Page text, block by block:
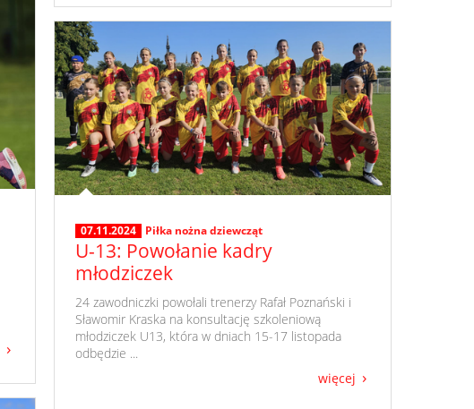
07.11.2024 Piłka nożna dziewcząt
U-13: Powołanie kadry
młodziczek
​ 24 zawodniczki powołali trenerzy Rafał Poznański i
Sławomir Kraska na konsultację szkoleniową
młodziczek U13, która w dniach 15-17 listopada
odbędzie ...
więcej